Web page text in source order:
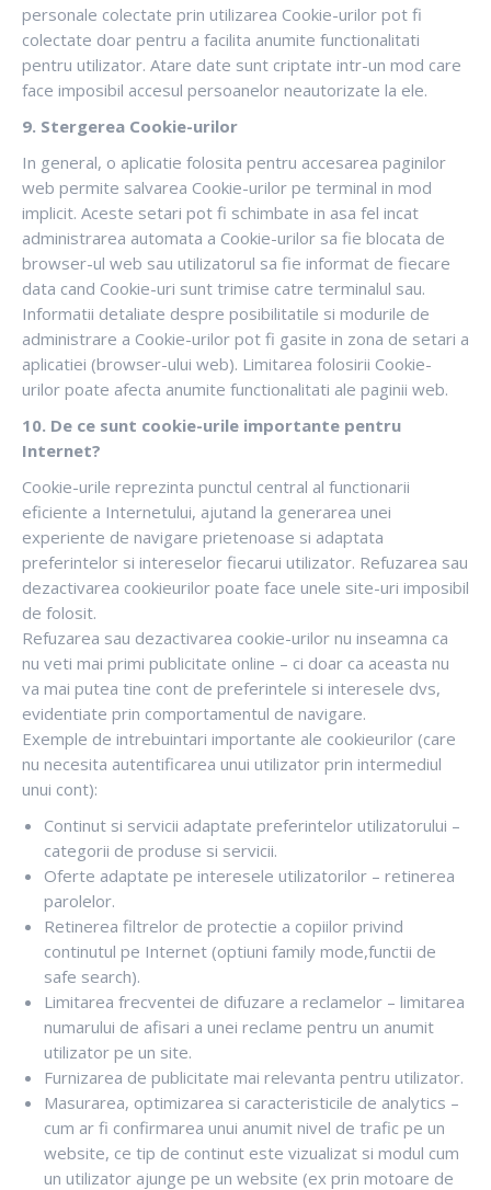
personale colectate prin utilizarea Cookie-urilor pot fi
colectate doar pentru a facilita anumite functionalitati
pentru utilizator. Atare date sunt criptate intr-un mod care
face imposibil accesul persoanelor neautorizate la ele.
9. Stergerea Cookie-urilor
In general, o aplicatie folosita pentru accesarea paginilor
web permite salvarea Cookie-urilor pe terminal in mod
implicit. Aceste setari pot fi schimbate in asa fel incat
administrarea automata a Cookie-urilor sa fie blocata de
browser-ul web sau utilizatorul sa fie informat de fiecare
data cand Cookie-uri sunt trimise catre terminalul sau.
Informatii detaliate despre posibilitatile si modurile de
administrare a Cookie-urilor pot fi gasite in zona de setari a
aplicatiei (browser-ului web). Limitarea folosirii Cookie-
urilor poate afecta anumite functionalitati ale paginii web.
10. De ce sunt cookie-urile importante pentru
Internet?
Cookie-urile reprezinta punctul central al functionarii
eficiente a Internetului, ajutand la generarea unei
experiente de navigare prietenoase si adaptata
preferintelor si intereselor fiecarui utilizator. Refuzarea sau
dezactivarea cookieurilor poate face unele site-uri imposibil
de folosit.
Refuzarea sau dezactivarea cookie-urilor nu inseamna ca
nu veti mai primi publicitate online – ci doar ca aceasta nu
va mai putea tine cont de preferintele si interesele dvs,
evidentiate prin comportamentul de navigare.
Exemple de intrebuintari importante ale cookieurilor (care
nu necesita autentificarea unui utilizator prin intermediul
unui cont):
Continut si servicii adaptate preferintelor utilizatorului –
categorii de produse si servicii.
Oferte adaptate pe interesele utilizatorilor – retinerea
parolelor.
Retinerea filtrelor de protectie a copiilor privind
continutul pe Internet (optiuni family mode,functii de
safe search).
Limitarea frecventei de difuzare a reclamelor – limitarea
numarului de afisari a unei reclame pentru un anumit
utilizator pe un site.
Furnizarea de publicitate mai relevanta pentru utilizator.
Masurarea, optimizarea si caracteristicile de analytics –
cum ar fi confirmarea unui anumit nivel de trafic pe un
website, ce tip de continut este vizualizat si modul cum
un utilizator ajunge pe un website (ex prin motoare de